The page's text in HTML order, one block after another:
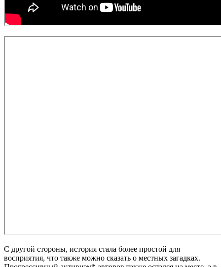
С другой стороны, история стала более простой для
восприятия, что также можно сказать о местных загадках.